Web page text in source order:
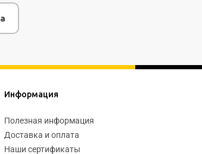
Информация
Полезная информация
Доставка и оплата
Наши сертификаты